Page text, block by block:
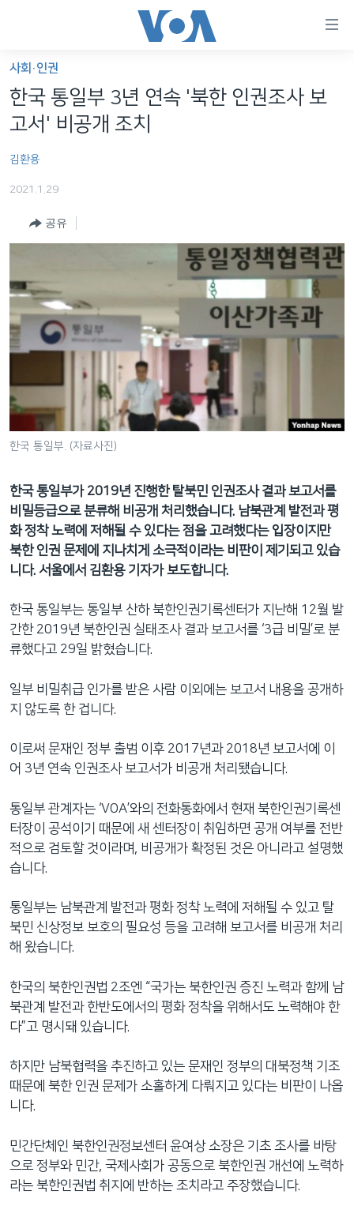
가
능
링
인
이
동
메
인
비
게
션
로
이
동
로
이
세계
라디오
프로그램
주파수 안내
언어 선택
사회·인권
한국 통일부 3년 연속 '북한 인권조사 보
고서' 비공개 조치
김환용
2021.1.29
공유
한국 통일부. (자료사진)
한국 통일부가 2019년 진행한 탈북민 인권조사 결과 보고서를
비밀등급으로 분류해 비공개 처리했습니다. 남북관계 발전과 평
화 정착 노력에 저해될 수 있다는 점을 고려했다는 입장이지만
북한 인권 문제에 지나치게 소극적이라는 비판이 제기되고 있습
니다. 서울에서 김환용 기자가 보도합니다.
한국 통일부는 통일부 산하 북한인권기록센터가 지난해 12월 발
간한 2019년 북한인권 실태조사 결과 보고서를 ‘3급 비밀’로 분
류했다고 29일 밝혔습니다.
일부 비밀취급 인가를 받은 사람 이외에는 보고서 내용을 공개하
지 않도록 한 겁니다.
이로써 문재인 정부 출범 이후 2017년과 2018년 보고서에 이
어 3년 연속 인권조사 보고서가 비공개 처리됐습니다.
통일부 관계자는 ‘VOA’와의 전화통화에서 현재 북한인권기록센
터장이 공석이기 때문에 새 센터장이 취임하면 공개 여부를 전반
적으로 검토할 것이라며, 비공개가 확정된 것은 아니라고 설명했
습니다.
통일부는 남북관계 발전과 평화 정착 노력에 저해될 수 있고 탈
북민 신상정보 보호의 필요성 등을 고려해 보고서를 비공개 처리
해 왔습니다.
한국의 북한인권법 2조엔 “국가는 북한인권 증진 노력과 함께 남
북관계 발전과 한반도에서의 평화 정착을 위해서도 노력해야 한
다”고 명시돼 있습니다.
하지만 남북협력을 추진하고 있는 문재인 정부의 대북정책 기조
때문에 북한 인권 문제가 소홀하게 다뤄지고 있다는 비판이 나옵
니다.
민간단체인 북한인권정보센터 윤여상 소장은 기초 조사를 바탕
으로 정부와 민간, 국제사회가 공동으로 북한인권 개선에 노력하
라는 북한인권법 취지에 반하는 조치라고 주장했습니다.